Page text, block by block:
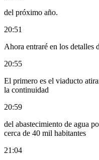
del próximo año.
20:51
Ahora entraré en los detalles
20:55
El primero es el viaducto
la continuidad
20:59
del abastecimiento de agua
cerca de 40 mil habitantes
21:04